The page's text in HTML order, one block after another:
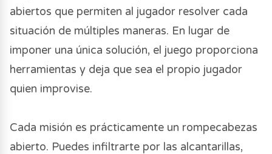
abiertos que permiten al jugador resolver cada
situación de múltiples maneras. En lugar de
imponer una única solución, el juego proporciona
herramientas y deja que sea el propio jugador
quien improvise.
Cada misión es prácticamente un rompecabezas
abierto. Puedes infiltrarte por las alcantarillas,